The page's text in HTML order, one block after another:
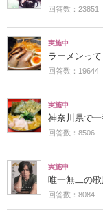
回答数：23851
実施中
ラーメンっ
回答数：19644
実施中
神奈川県で
回答数：8506
実施中
唯一無二の
回答数：8084